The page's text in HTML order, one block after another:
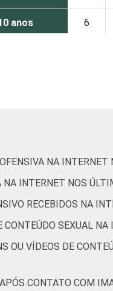
anos 6
até 3 SM 13
3 SM 18
NA
NA INTERNET NOS
RECEBIDOS NA
SEXUAL
OU VÍDEOS DE
CONTATO COM